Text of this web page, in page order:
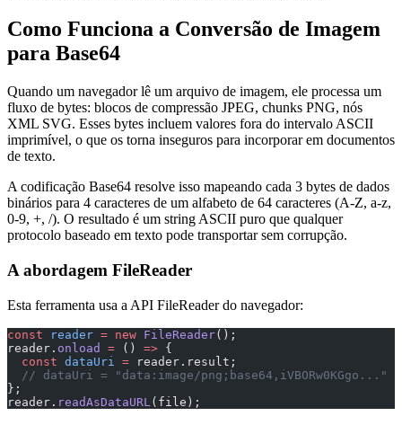
Como Funciona a Conversão de Imagem
para Base64
Quando um navegador lê um arquivo de imagem, ele processa um
fluxo de bytes: blocos de compressão JPEG, chunks PNG, nós
XML SVG. Esses bytes incluem valores fora do intervalo ASCII
imprimível, o que os torna inseguros para incorporar em documentos
de texto.
A codificação Base64 resolve isso mapeando cada 3 bytes de dados
binários para 4 caracteres de um alfabeto de 64 caracteres (A-Z, a-z,
0-9, +, /). O resultado é um string ASCII puro que qualquer
protocolo baseado em texto pode transportar sem corrupção.
A abordagem FileReader
Esta ferramenta usa a API FileReader do navegador:
const reader = new FileReader();
reader. onload = () => {
  const
dataUri = reader.result;
  // dataUri = "data:image/png;base64,iVBORw0KGgo..."
};
reader. readAsDataURL (file);